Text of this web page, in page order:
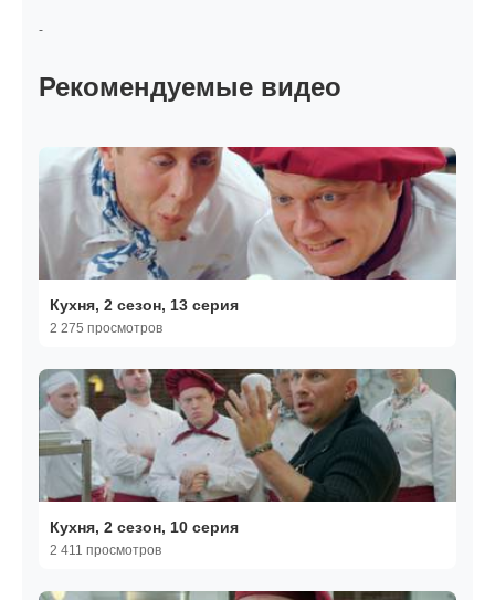
-
Рекомендуемые видео
Кухня, 2 сезон, 13 серия
2 275 просмотров
Кухня, 2 сезон, 10 серия
2 411 просмотров